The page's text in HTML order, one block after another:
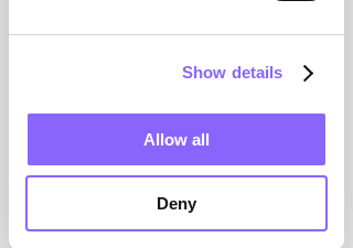
Show details
Allow all
Deny
Interim Management
Lebensmittelindustrie